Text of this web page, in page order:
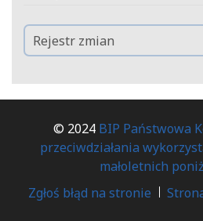
Rejestr zmian
© 2024 BIP Państwowa
przeciwdziałania
małoletnich
Zgłoś błąd na stronie